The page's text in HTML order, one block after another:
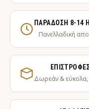
ΠΑΡΆΔΟΣΗ 8-14
Πανελλαδική
Δωρεάν &